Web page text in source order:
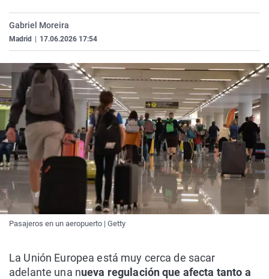
La rosa de los vientos
Como el perro y el
Caso
Equipo de
Operación Viuda
Extremadura
La Rioja
Navarra
País Vasco
Virales
Elecciones
Gabriel Moreira
Madrid 17.06.2026 17:54
Pasajeros en un aeropuerto | Getty
La Unión Europea está muy cerca de sacar
adelante una nueva regulación que afecta tanto a